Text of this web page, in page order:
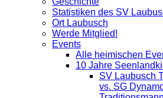
Statistiken des SV
Ort Laubusch
Werde Mitglied!
Events
Alle heimischen
10 Jahre
SV Laubusch
vs. SG